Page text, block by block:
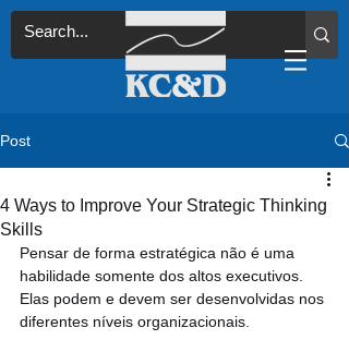
Post
4 Ways to Improve Your Strategic Thinking
Skills
Pensar de forma estratégica não é uma
habilidade somente dos altos executivos.
Elas podem e devem ser desenvolvidas nos
diferentes níveis organizacionais.